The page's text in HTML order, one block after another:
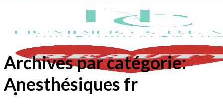
Archives par catégorie:
Anesthésiques fr